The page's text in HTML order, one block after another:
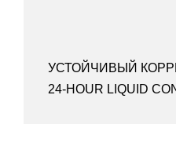
УСТОЙЧИВЫЙ
24-HOUR LIQUID